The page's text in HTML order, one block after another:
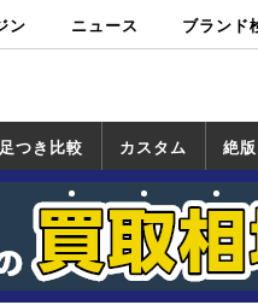
ン ニュース ブランド
足つき比較 カスタム
カスタム
一覧
ホンダ
ヤマハ
スズキ
カワサキ
絶
絶
一覧
ホ
ヤ
ス
カ
道の駅調査隊
ツーリング
日本の道50選
国道めぐり
林道ツーリン